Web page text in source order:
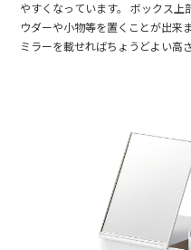
やすくなっています。 ボックス
ウダーや小物等を置くことが出来
ミラーを載せればちょうどよい高さ